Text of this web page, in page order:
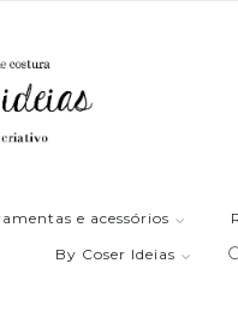
e acessórios
By Coser Ideias